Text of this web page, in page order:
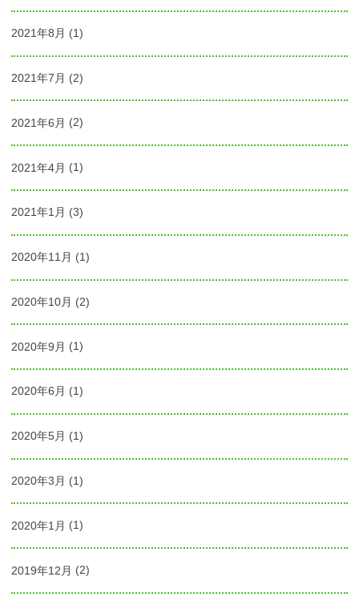
2021年8月 (1)
2021年7月 (2)
2021年6月 (2)
2021年4月 (1)
2021年1月 (3)
2020年11月 (1)
2020年10月 (2)
2020年9月 (1)
2020年6月 (1)
2020年5月 (1)
2020年3月 (1)
2020年1月 (1)
2019年12月 (2)